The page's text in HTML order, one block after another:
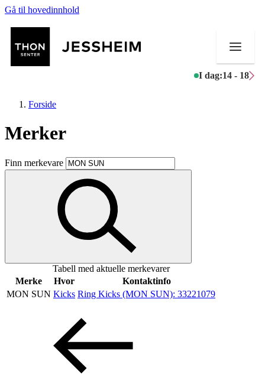
Gå til hovedinnhold
I dag:14 - 18
Butikker
Mat og drikke
Aktiviteter
Inspirasjon
Forside
Merker
Finn merkevare
Tabell med aktuelle merkevarer
Merke
Hvor
Kontaktinfo
MON SUN Kicks Ring Kicks (MON SUN): 33221079